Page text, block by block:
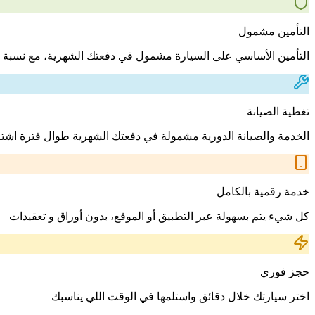
التأمين مشمول
التأمين الأساسي على السيارة مشمول في دفعتك الشهرية، مع
تغطية الصيانة
الخدمة والصيانة الدورية مشمولة في دفعتك الشهرية طوال فترة
خدمة رقمية بالكامل
كل شيء يتم بسهولة عبر التطبيق أو الموقع، بدون أوراق و تعقيدات
حجز فوري
اختر سيارتك خلال دقائق واستلمها في الوقت اللي يناسبك